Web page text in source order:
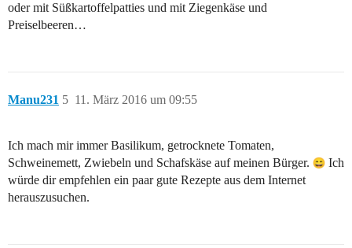
oder mit Süßkartoffelpatties und mit Ziegenkäse und
Preiselbeeren…
Manu231 11. März 2016 um 09:55
5
Ich mach mir immer Basilikum, getrocknete Tomaten,
Schweinemett, Zwiebeln und Schafskäse auf meinen Bürger.
Ich
würde dir empfehlen ein paar gute Rezepte aus dem Internet
herauszusuchen.